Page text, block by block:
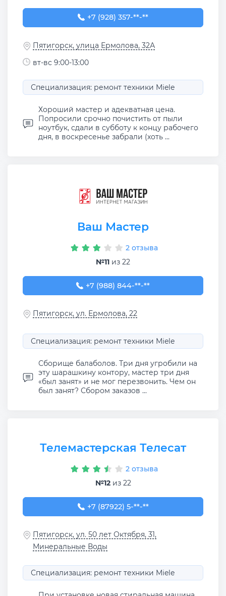
+7 (928) 357-36-16
+7 (928) 357-**-**
Пятигорск, улица Ермолова, 32А
вт-вс 9:00-13:00
Специализация: ремонт техники Miele
Хороший мастер и адекватная цена.
Попросили срочно почистить от пыли
ноутбук, сдали в субботу к концу рабочего
дня, в воскресенье забрали (хоть ...
Ваш Мастер
2 отзыва
№11 из 22
+7 (988) 844-14-42
+7 (988) 844-**-**
Пятигорск, ул. Ермолова, 22
Специализация: ремонт техники Miele
Сборище балаболов. Три дня угробили на
эту шарашкину контору, мастер три дня
«был занят» и не мог перезвонить. Чем он
был занят? Сбором заказов ...
Телемастерская Телесат
2 отзыва
№12из 22
+7 (87922) 5-30-62
+7 (87922) 5-**-**
Пятигорск, ул. 50 лет Октября, 31,
Минеральные Воды
Специализация: ремонт техники Miele